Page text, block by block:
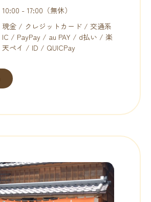
10:00 - 17:00（無休）
現金 / クレジットカード / 交通系
IC / PayPay / au PAY / d払い / 楽
天ペイ / ID / QUICPay